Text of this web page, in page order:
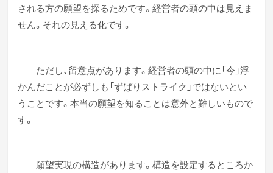
される方の願望を探るためです。経営者の頭の中は見えま
せん。それの見える化です。
ただし、留意点があります。経営者の頭の中に「今」浮
かんだことが必ずしも「ずばりストライク」ではないとい
うことです。本当の願望を知ることは意外と難しいもので
す。
願望実現の構造があります。構造を設定するところか